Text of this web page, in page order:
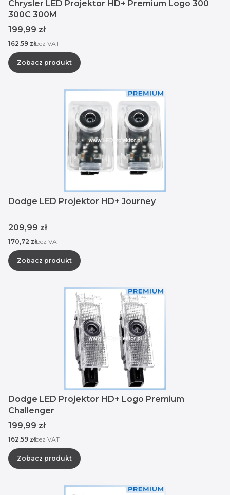
Chrysler LED Projektor HD+ Premium Logo 300
300C 300M
Cena
199,99 zł
Cena
162,59 złbez VAT
Zobacz produkt
Dodge LED Projektor HD+ Journey
Cena
209,99 zł
Cena
170,72 złbez VAT
Zobacz produkt
Dodge LED Projektor HD+ Logo Premium
Challenger
Cena
199,99 zł
Cena
162,59 złbez VAT
Zobacz produkt